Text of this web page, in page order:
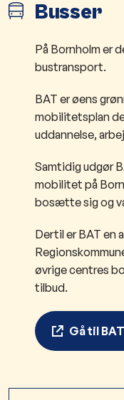
Busser
På Bornholm er
bustransport.
BAT er øens
mobilitetsplan
uddannelse,
Samtidig udgør
mobilitet på
bosætte sig og
Dertil er BAT en
øvrige centres
tilbud.
Gå til